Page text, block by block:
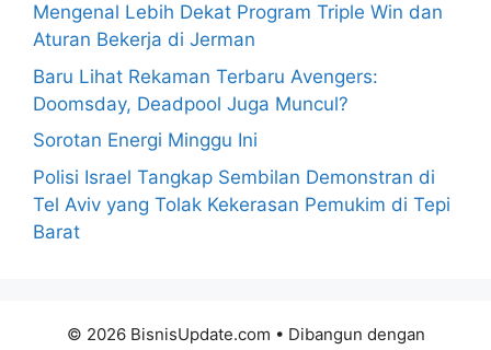
Mengenal Lebih Dekat Program Triple Win dan
Aturan Bekerja di Jerman
Baru Lihat Rekaman Terbaru Avengers:
Doomsday, Deadpool Juga Muncul?
Sorotan Energi Minggu Ini
Polisi Israel Tangkap Sembilan Demonstran di
Tel Aviv yang Tolak Kekerasan Pemukim di Tepi
Barat
© 2026 BisnisUpdate.com • Dibangun dengan